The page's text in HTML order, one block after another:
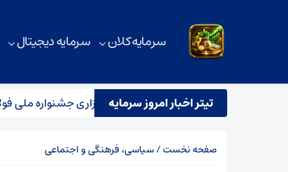
سرمایه کلان سرمایه دیجیتال
تیتر اخبار امروز سرمایه
راهکارهایی برای ارتقای کیفیت برگزاری جشنواره ملی فولاد
صفحه نخست/سیاسی، فرهنگی و اجتماعی